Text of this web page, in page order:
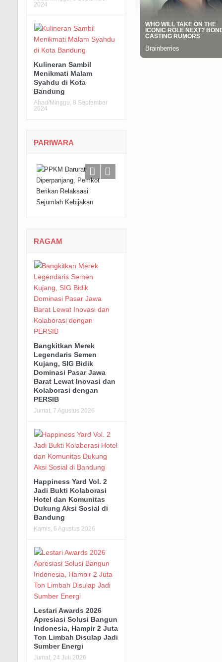
2024
Kulineran Sambil
Menikmati Malam
Syahdu di Kota
Bandung
Ahad/Minggu, 8 September
2024
PARIWARA
RAGAM
Bangkitkan Merek
Legendaris Semen
Kujang, SIG Bidik
Dominasi Pasar Jawa
Barat Lewat Inovasi dan
Kolaborasi dengan
PERSIB
Jumat, 7 Agustus 2026
Happiness Yard Vol. 2
Jadi Bukti Kolaborasi
Hotel dan Komunitas
Dukung Aksi Sosial di
Bandung
Kamis, 6 Agustus 2026
Lestari Awards 2026
Apresiasi Solusi Bangun
Indonesia, Hampir 2 Juta
Ton Limbah Disulap Jadi
Sumber Energi
Jumat, 24 Juli 2026